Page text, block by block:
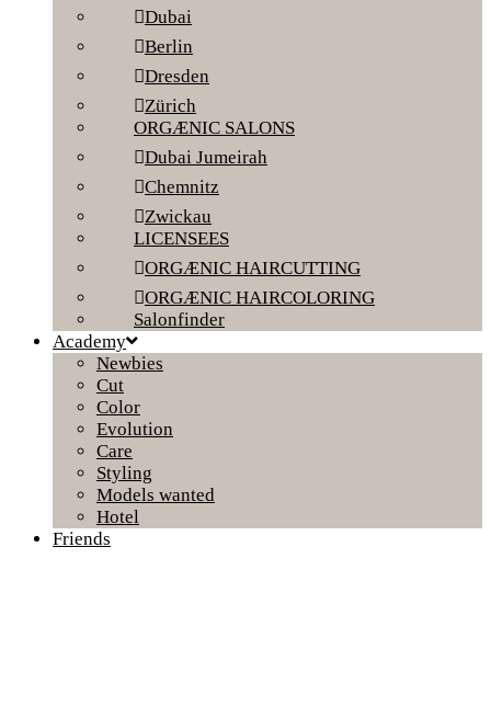
Dubai
Berlin
Dresden
Zürich
ORGÆNIC SALONS
Dubai Jumeirah
Chemnitz
Zwickau
LICENSEES
ORGÆNIC HAIRCUTTING
ORGÆNIC HAIRCOLORING
Salonfinder
Academy
Newbies
Cut
Color
Evolution
Care
Styling
Models wanted
Hotel
Friends